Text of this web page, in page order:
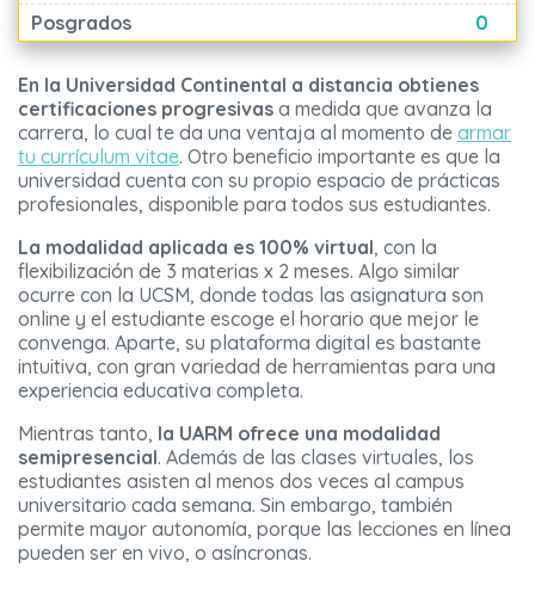
Posgrados
0
En la Universidad Continental a distancia obtienes
certificaciones progresivas a medida que avanza la
carrera, lo cual te da una ventaja al momento de armar
tu currículum vitae. Otro beneficio importante es que la
universidad cuenta con su propio espacio de prácticas
profesionales, disponible para todos sus estudiantes.
La modalidad aplicada es 100% virtual, con la
flexibilización de 3 materias x 2 meses. Algo similar
ocurre con la UCSM, donde todas las asignatura son
online y el estudiante escoge el horario que mejor le
convenga. Aparte, su plataforma digital es bastante
intuitiva, con gran variedad de herramientas para una
experiencia educativa completa.
Mientras tanto, la UARM ofrece una modalidad
semipresencial. Además de las clases virtuales, los
estudiantes asisten al menos dos veces al campus
universitario cada semana. Sin embargo, también
permite mayor autonomía, porque las lecciones en línea
pueden ser en vivo, o asíncronas.